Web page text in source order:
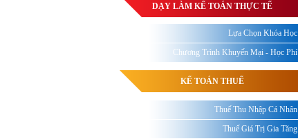
DẠY LÀM KẾ TOÁN THỰC TẾ
Lựa Chọn Khóa Học
Chương Trình Khuyến Mại - Học Phí
KẾ TOÁN THUẾ
Thuế Thu Nhập Cá Nhân
Thuế Giá Trị Gia Tăng